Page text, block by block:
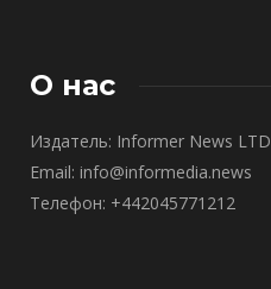
О нас
Издатель: Informer News LTD
Email: info@informedia.news
Телефон: +442045771212